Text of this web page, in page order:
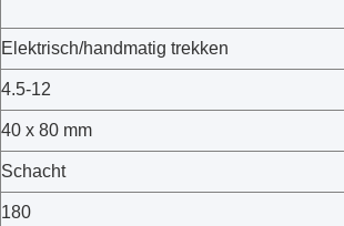
Elektrisch/handmatig trekken
4.5-12
40 x 80 mm
Schacht
180